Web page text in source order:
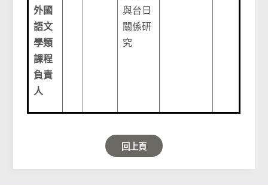
外國
語文
學類
課程
負責
人
與台日
關係研
究
回上頁